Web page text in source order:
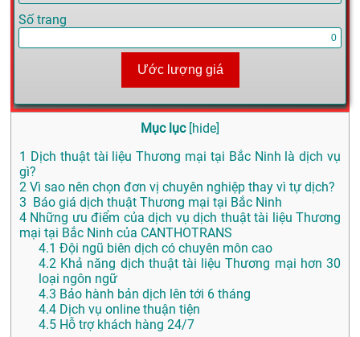
Số trang
Ước lượng giá
Mục lục [hide]
1 Dịch thuật tài liệu Thương mại tại Bắc Ninh là dịch vụ
gì?
2 Vì sao nên chọn đơn vị chuyên nghiệp thay vì tự dịch?
3 Báo giá dịch thuật Thương mại tại Bắc Ninh
4 Những ưu điểm của dịch vụ dịch thuật tài liệu Thương
mại tại Bắc Ninh của CANTHOTRANS
4.1 Đội ngũ biên dịch có chuyên môn cao
4.2 Khả năng dịch thuật tài liệu Thương mại hơn 30
loại ngôn ngữ
4.3 Bảo hành bản dịch lên tới 6 tháng
4.4 Dịch vụ online thuận tiện
4.5 Hỗ trợ khách hàng 24/7